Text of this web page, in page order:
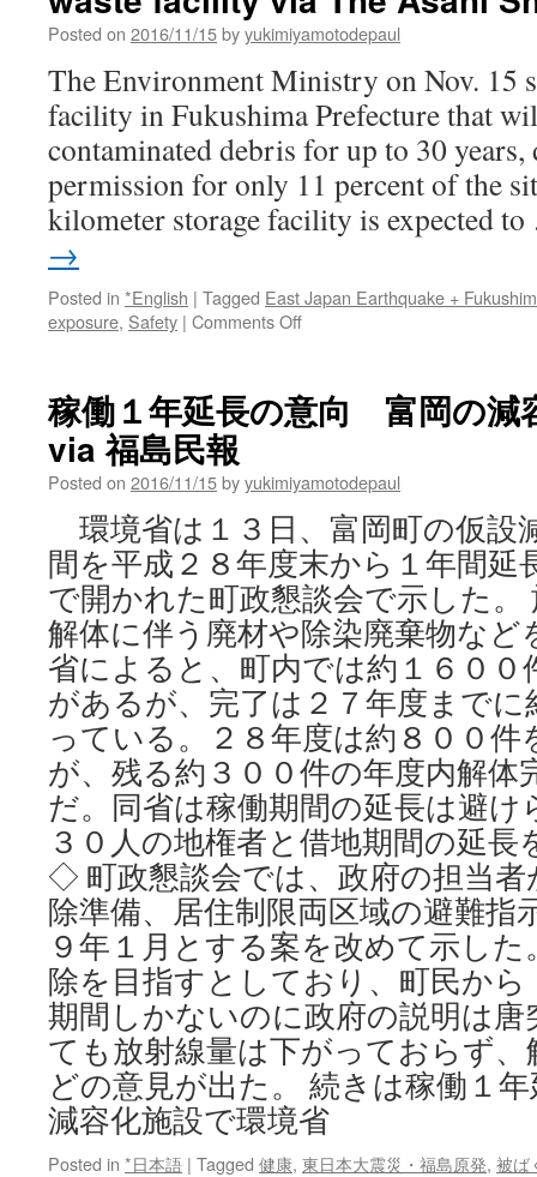
Posted on 2016/11/15byyukimiyamotodepaul
The Environment Ministry on Nov. 15
facility in Fukushima Prefecture that
contaminated debris for up to 30
permission for only 11 percent of the
kilometer storage facility is expected
→
Posted in *English | Tagged East Japan Earthquake +
exposure, Safety | Comments Offon
in
Fukushima
waste
facility
via
The
Asahi
Shimbun
稼働１年延長の意向 富岡の減
via 福島民報
Posted on 2016/11/15byyukimiyamotodepaul
環境省は１３日、富岡町の仮設
間を平成２８年度末から１年間延
で開かれた町政懇談会で示した。
解体に伴う廃材や除染廃棄物など
省によると、町内では約１６００
があるが、完了は２７年度まで
っている。２８年度は約８００
が、残る約３００件の年度内解体
だ。同省は稼働期間の延長は避
３０人の地権者と借地期間の
◇ 町政懇談会では、政府の担当者
除準備、居住制限両区域の避難指
９年１月とする案を改めて示し
除を目指すとしており、町民か
期間しかないのに政府の説明は
ても放射線量は下がっておらず
どの意見が出た。 続きは稼働１
減容化施設で環境省
Posted in *日本語 | Tagged 健康, 東日本大震災・福島原発, 被ば